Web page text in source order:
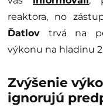
reaktora, no
Ďatlov trvá na
výkonu na hladinu
Zvýšenie
ignorujú